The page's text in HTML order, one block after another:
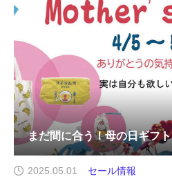
まだ間に合う！母の日ギフト
2025.05.01 セール情報